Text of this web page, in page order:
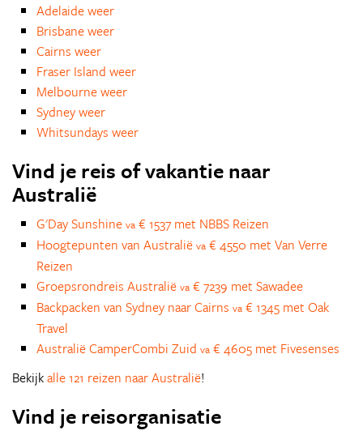
Adelaide weer
Brisbane weer
Cairns weer
Fraser Island weer
Melbourne weer
Sydney weer
Whitsundays weer
Vind je reis of vakantie naar
Australië
G'Day Sunshine va € 1537 met NBBS Reizen
Hoogtepunten van Australië va € 4550 met Van Verre
Reizen
Groepsrondreis Australië va € 7239 met Sawadee
Backpacken van Sydney naar Cairns va € 1345 met Oak
Travel
Australië CamperCombi Zuid va € 4605 met Fivesenses
Bekijkalle 121 reizen naar Australië!
Vind je reisorganisatie